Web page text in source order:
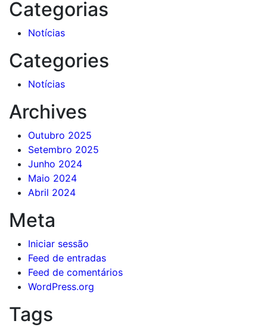
Categorias
Notícias
Categories
Notícias
Archives
Outubro 2025
Setembro 2025
Junho 2024
Maio 2024
Abril 2024
Meta
Iniciar sessão
Feed de entradas
Feed de comentários
WordPress.org
Tags